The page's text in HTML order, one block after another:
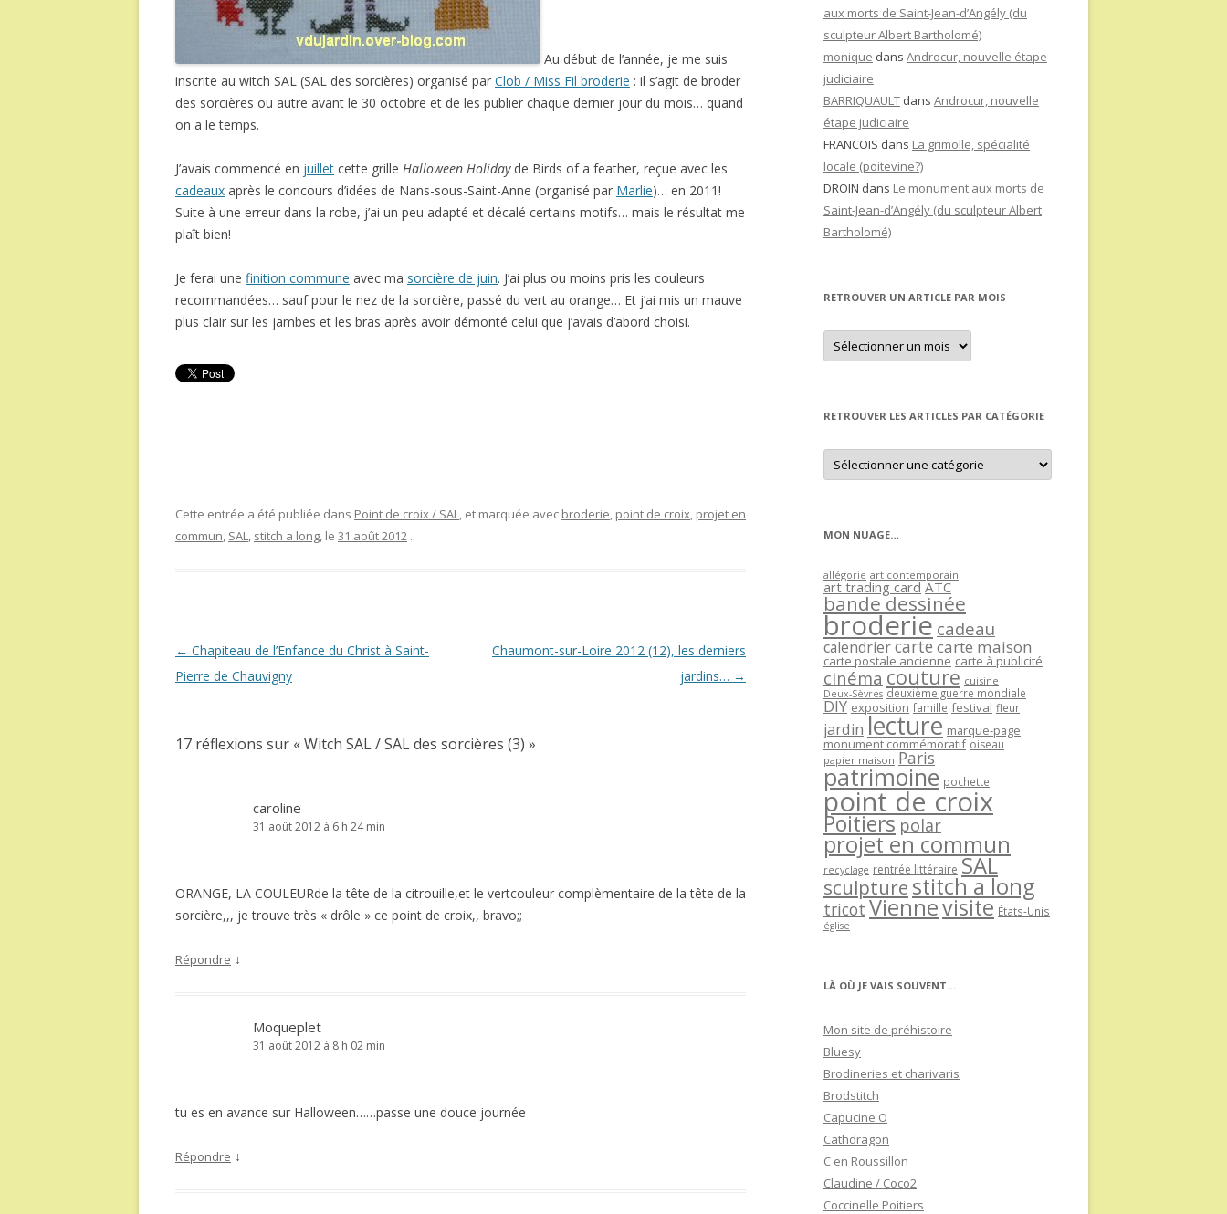
Au début de l’année, je me suis
inscrite au witch SAL (SAL des sorcières) organisé par Clob / Miss Fil broderie : il s’agit de broder
des sorcières ou autre avant le 30 octobre et de les publier chaque dernier jour du mois… quand
on a le temps.
J’avais commencé en juillet cette grille Halloween Holidayde Birds of a feather, reçue avec les
cadeaux après le concours d’idées de Nans-sous-Saint-Anne (organisé par Marlie)… en 2011!
Suite à une erreur dans la robe, j’ai un peu adapté et décalé certains motifs… mais le résultat me
plaît bien!
Je ferai une finition commune avec ma sorcière de juin. J’ai plus ou moins pris les couleurs
recommandées… sauf pour le nez de la sorcière, passé du vert au orange… Et j’ai mis un mauve
plus clair sur les jambes et les bras après avoir démonté celui que j’avais d’abord choisi.
Cette entrée a été publiée dans Point de croix / SAL, et marquée avec broderie, point de croix, projet en
commun, SAL, stitch a long, le 31 août 2012 .
Navigation
des
← Chapiteau de l’Enfance du Christ à Saint-
Pierre de Chauvigny
Chaumont-sur-Loire 2012 (12), les derniers
jardins… →
17 réflexions sur «Witch SAL / SAL des sorcières (3) »
caroline
31 août 2012 à 6 h 24 min
ORANGE, LA COULEURde la tête de la citrouille,et le vertcouleur complèmentaire de la tête de la
sorcière,,, je trouve très « drôle » ce point de croix,, bravo;;
Répondre ↓
Moqueplet
31 août 2012 à 8 h 02 min
tu es en avance sur Halloween……passe une douce journée
Répondre ↓
aux morts de Saint-Jean-d’Angély (du
sculpteur Albert Bartholomé)
monique dans Androcur, nouvelle étape
judiciaire
BARRIQUAULT dans Androcur, nouvelle
étape judiciaire
FRANCOIS dans La grimolle, spécialité
locale (poitevine?)
DROIN dans Le monument aux morts de
Saint-Jean-d’Angély (du sculpteur Albert
Bartholomé)
RETROUVER UN ARTICLE PAR MOIS
Retrouver
un
article
RETROUVER LES ARTICLES PAR CATÉGORIE
Retrouver
les
articles
MON NUAGE…
allégorie art contemporain
art trading card ATC
bande dessinée
broderie cadeau
calendriercartecarte maison
carte postale ancienne carte à publicité
cinéma couture cuisine
Deux-Sèvres deuxième guerre mondiale
DIY exposition famille festival fleur
jardin lecture marque-page
monument commémoratif oiseau
papier maison Paris
patrimoine pochette
point de croix
Poitiers polar
projet en commun
recyclage rentrée littéraire SAL
sculpture stitch a long
tricot Viennevisite États-Unis
église
LÀ OÙ JE VAIS SOUVENT…
Mon site de préhistoire
Bluesy
Brodineries et charivaris
Brodstitch
Capucine O
Cathdragon
C en Roussillon
Claudine / Coco2
Coccinelle Poitiers